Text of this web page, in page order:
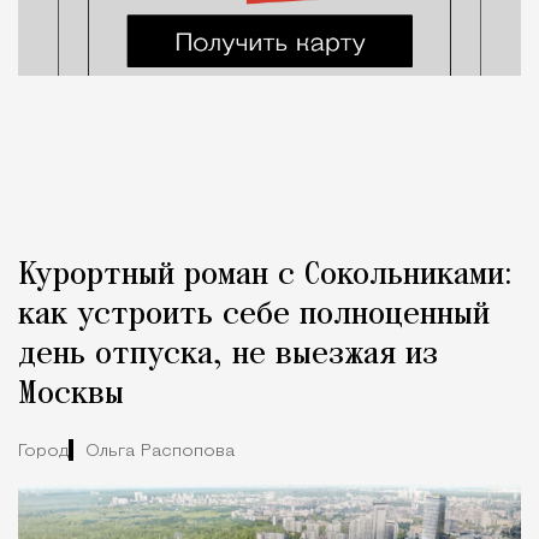
Курортный роман с Сокольниками:
как устроить себе полноценный
день отпуска, не выезжая из
Москвы
Город Ольга Распопова